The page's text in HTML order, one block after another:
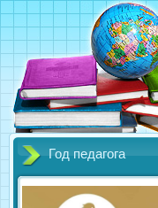
Год педагога